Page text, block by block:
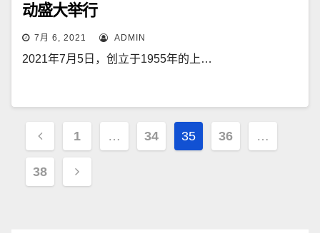
动盛大举行
7月 6, 2021 ADMIN
2021年7月5日，创立于1955年的上…
文
章
导
1 … 34 35 36 …
38